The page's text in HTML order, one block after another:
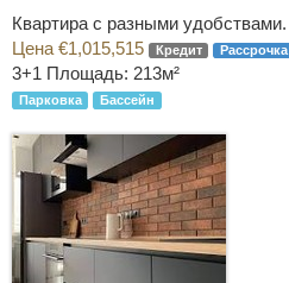
Квартира с разными удобствами.
Цена €1,015,515
Кредит Рассрочка
3+1 Площадь: 213м²
Парковка Бассейн